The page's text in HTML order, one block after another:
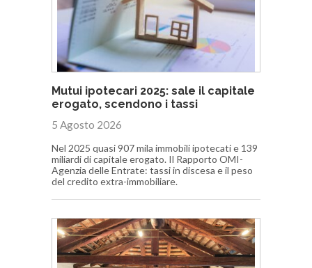
Mutui ipotecari 2025: sale il capitale
erogato, scendono i tassi
5 Agosto 2026
Nel 2025 quasi 907 mila immobili ipotecati e 139
miliardi di capitale erogato. Il Rapporto OMI-
Agenzia delle Entrate: tassi in discesa e il peso
del credito extra-immobiliare.